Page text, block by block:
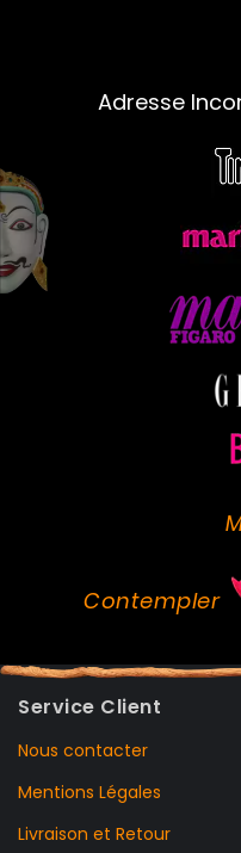
Adresse
Contempler
Service Client
Nous contacter
Mentions Légales
Livraison et Retour